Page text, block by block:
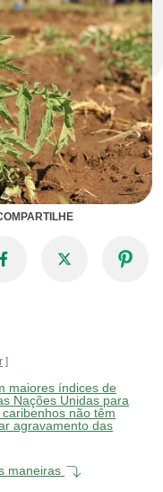
maiores índices de
Nações Unidas para
não têm
agravamento das
maneiras